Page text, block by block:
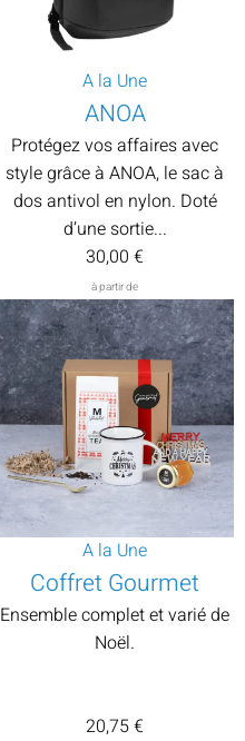
A la Une
ANOA
Protégez vos affaires avec
style grâce à ANOA, le sac à
dos antivol en nylon. Doté
d’une sortie...
30,00 €
à partir de
A la Une
Coffret Gourmet
Ensemble complet et varié de
Noël.
20,75€